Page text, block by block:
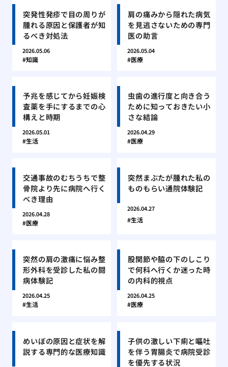
突発性発疹で目の周りが
腫れる原因と保護者が知
るべき対処法
2026.05.06
知識
肩の痛みから隠れた病気
を見逃さないための専門
医の助言
2026.05.04
医療
予兆を感じてから妊娠検
査薬を手にするまでの心
構えと時期
2026.05.01
生活
虫歯の進行度と向き合う
ために知っておきたい小
さな結論
2026.04.29
医療
交通事故のむちうちで整
骨院より先に病院へ行く
べき理由
2026.04.28
医療
突然まぶたが腫れた私の
ものもらい通院体験記
2026.04.27
生活
突然の肩の激痛に悩み整
形外科を受診した私の闘
病体験記
2026.04.25
生活
股関節や脇の下のしこり
で何科へ行くか迷った時
の内科的視点
2026.04.25
医療
めいぼの原因と症状を解
説する専門的な医療知識
子供の激しい下痢と嘔吐
を伴う胃腸炎で病院受診
を優先する状況